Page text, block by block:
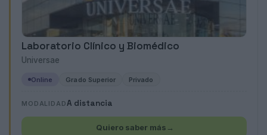
Laboratorio Clínico y Biomédico
Universae
Online Grado Superior Privado
MODALIDADA distancia
Quiero saber más →